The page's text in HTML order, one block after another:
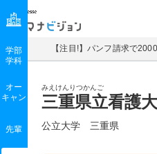
マナビジョン
【注目!】パンフ請求で
みえけんりつかんご
三重県立看護
公立大学 三重県
学部
学科
オー
キャン
先輩